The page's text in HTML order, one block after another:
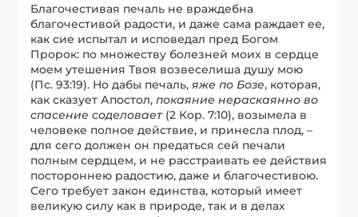
Благочестивая печаль не враждебна
благочестивой радости, и даже сама раждает ее,
как сие испытал и исповедал пред Богом
Пророк: по множеству болезней моих в сердце
моем утешения Твоя возвеселиша душу мою
(Пс. 93:19). Но дабы печаль,яже по Бозе, которая,
как сказует Апостол,покаяние нераскаянно во
спасение соделовает(2 Кор. 7:10), возымела в
человеке полное действие, и принесла плод, –
для сего должен он предаться сей печали
полным сердцем, и не расстраивать ее действия
постороннею радостию, даже и благочестивою.
Сего требует закон единства, который имеет
великую силу как в природе, так и в делах